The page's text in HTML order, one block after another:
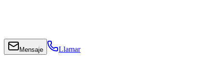
Mensaje Llamar